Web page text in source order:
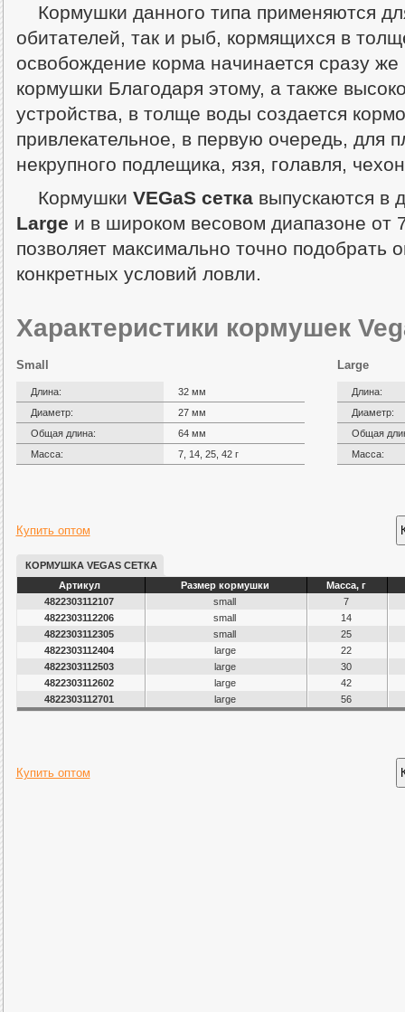
Кормушки данного типа применяются
обитателей, так и рыб, кормящихся в
освобождение корма начинается сразу
кормушки Благодаря этому, а также
устройства, в толще воды создается
привлекательное, в первую очередь, для
некрупного подлещика, язя, голавля,
Кормушки VEGaS сетка выпускаются в
Large и в широком весовом диапазоне от
позволяет максимально точно подобрать
конкретных условий ловли.
Характеристики кормушек
Small
Длина:
32 мм
Диаметр:
27 мм
Общая длина:
64 мм
Масса:
7, 14, 25, 42 г
Large
Длина:
Диаметр:
Общая
Масса:
Купить оптом
КОРМУШКА VEGAS СЕТКА
Артикул
Размер кормушки
Масса, г
4822303112107
small
7
4822303112206
small
14
4822303112305
small
25
4822303112404
large
22
4822303112503
large
30
4822303112602
large
42
4822303112701
large 56
Купить оптом